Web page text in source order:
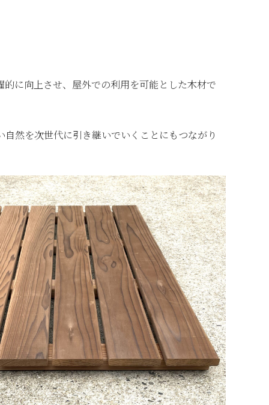
に向上させ、屋外での利用を可能とした木材で
然を次世代に引き継いでいくことにもつながり